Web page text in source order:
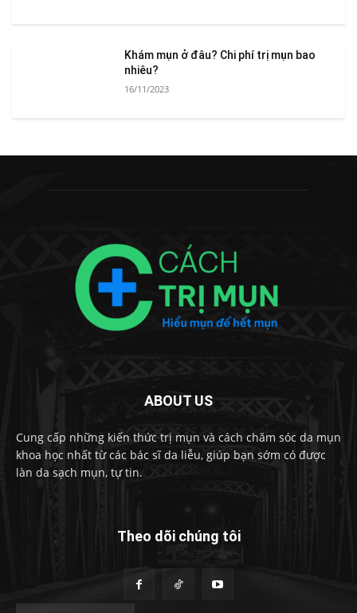
Khám mụn ở đâu? Chi phí trị mụn bao
nhiêu?
16/11/2023
ABOUT US
Cung cấp những kiến thức trị mụn và cách chăm sóc da mụn
khoa học nhất từ các bác sĩ da liễu, giúp bạn sớm có được
làn da sạch mụn, tự tin.
Theo dõi chúng tôi